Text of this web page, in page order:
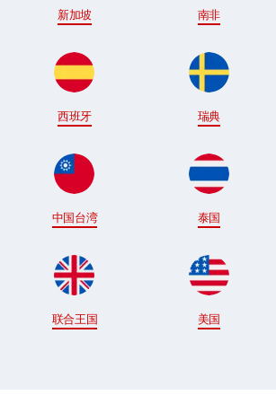
新加坡 南非
西班牙 瑞典
中国台湾 泰国
联合王国 美国